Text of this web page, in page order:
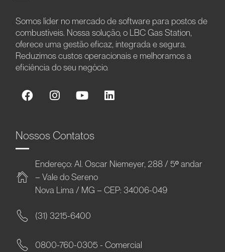
Somos líder no mercado de software para postos de
combustíveis. Nossa solução, o LBC Gas Station,
oferece uma gestão eficaz, integrada e segura.
Reduzimos custos operacionais e melhoramos a
eficiência do seu negócio.
Nossos Contatos
Endereço: Al. Oscar Niemeyer, 288 / 5º andar
– Vale do Sereno
Nova Lima / MG – CEP: 34006-049
(31) 3215-6400
0800-760-0305 - Comercial